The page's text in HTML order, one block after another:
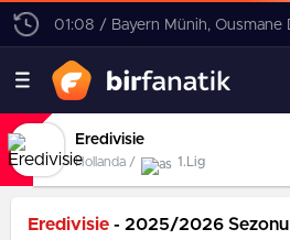
Eredivisie
Hollanda / 1.Lig
Eredivisie - 2025/2026 Sezonu